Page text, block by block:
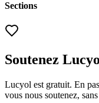
Sections
Soutenez
Lucyol est gratuit. En
vous nous soutenez,